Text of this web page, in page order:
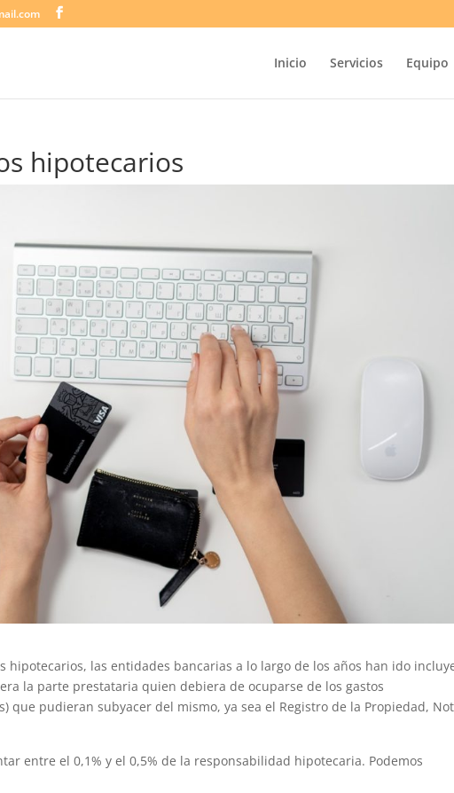
Inicio Servicios Equipo
hipotecarios
hipotecarios, las entidades bancarias a lo largo de los años han ido
la parte prestataria quien debiera de ocuparse de los gastos
que pudieran subyacer del mismo, ya sea el Registro de la Propiedad,
entre el 0,1% y el 0,5% de la responsabilidad hipotecaria. Podemos